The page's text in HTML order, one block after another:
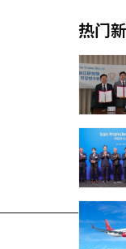
热门